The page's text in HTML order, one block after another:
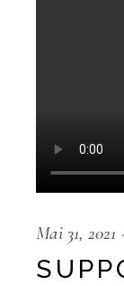
Mai 31, 2021